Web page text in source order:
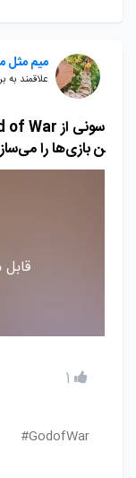
میم مثل
علاقمند به
ن بازی‌ها را
1
GodofWar#